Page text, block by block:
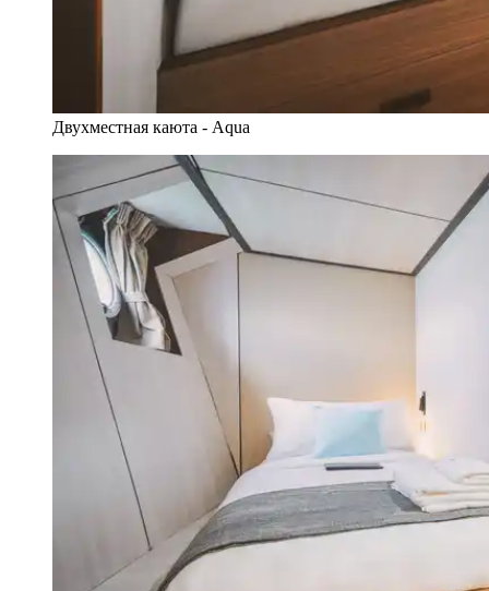
Двухместная каюта - Aqua